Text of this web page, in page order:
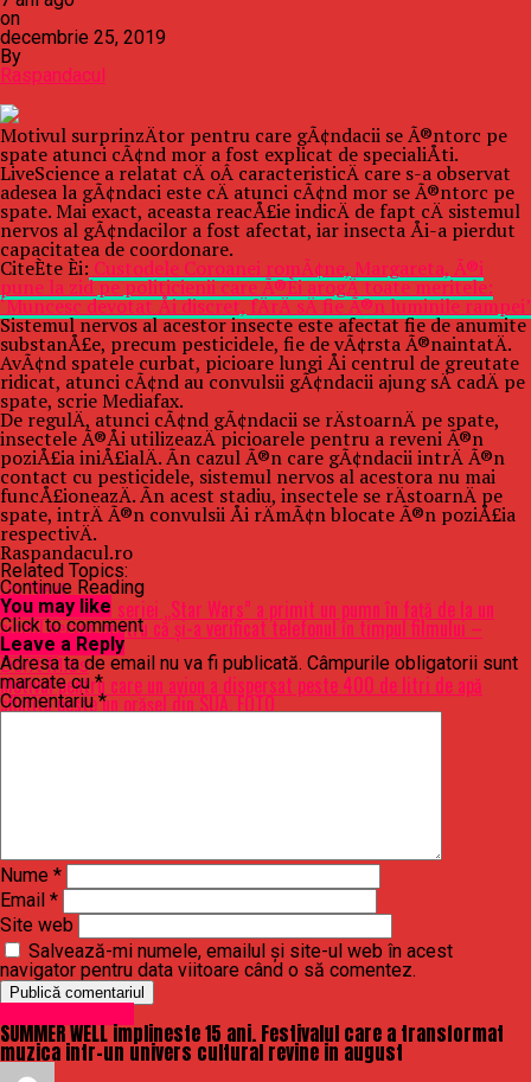
on
decembrie 25, 2019
By
Raspandacul
Motivul surprinzÄtor pentru care gÃ¢ndacii se Ã®ntorc pe
spate atunci cÃ¢nd mor a fost explicat de specialiÅti.
LiveScience a relatat cÄ oÂ caracteristicÄ care s-a observat
adesea la gÃ¢ndaci este cÄ atunci cÃ¢nd mor se Ã®ntorc pe
spate. Mai exact, aceasta reacÅ£ie indicÄ de fapt cÄ sistemul
nervos al gÃ¢ndacilor a fost afectat, iar insecta Åi-a pierdut
capacitatea de coordonare.
CiteÈte Èi: Custodele Coroanei romÃ¢ne, Margareta, Ã®i
pune la zid pe politicienii care Ã®Èi arogÄ toate meritele:
‘Muncesc devotat Åi discret, fÄrÄ sÄ fie Ã®n luminile rampei’
Sistemul nervos al acestor insecte este afectat fie de anumite
substanÅ£e, precum pesticidele, fie de vÃ¢rsta Ã®naintatÄ.
AvÃ¢nd spatele curbat, picioare lungi Åi centrul de greutate
ridicat, atunci cÃ¢nd au convulsii gÃ¢ndacii ajung sÄ cadÄ pe
spate, scrie Mediafax.
De regulÄ, atunci cÃ¢nd gÃ¢ndacii se rÄstoarnÄ pe spate,
insectele Ã®Åi utilizeazÄ picioarele pentru a reveni Ã®n
poziÅ£ia iniÅ£ialÄ. Ãn cazul Ã®n care gÃ¢ndacii intrÄ Ã®n
contact cu pesticidele, sistemul nervos al acestora nu mai
funcÅ£ioneazÄ. Ãn acest stadiu, insectele se rÄstoarnÄ pe
spate, intrÄ Ã®n convulsii Åi rÄmÃ¢n blocate Ã®n poziÅ£ia
respectivÄ.
Raspandacul.ro
Related Topics:
Up Next
​VIDEO Un fan al seriei „Star Wars” a primit un pumn în față de la un
cinefil nervos pentru că și-a verificat telefonul în timpul filmului –
Showbiz
Don't Miss
Motivul pentru care un avion a dispersat peste 400 de litri de apă
sfinţită peste un orăşel din SUA. FOTO
Continue Reading
You may like
Click to comment
Leave a Reply
Adresa ta de email nu va fi publicată. Câmpurile obligatorii sunt
marcate cu*
Comentariu*
Nume *
Email *
Site web
Salvează-mi numele, emailul și site-ul web în acest
navigator pentru data viitoare când o să comentez.
SUMMER WELL implineste 15 ani. Festivalul care a transformat
muzica intr-un univers cultural revine in august